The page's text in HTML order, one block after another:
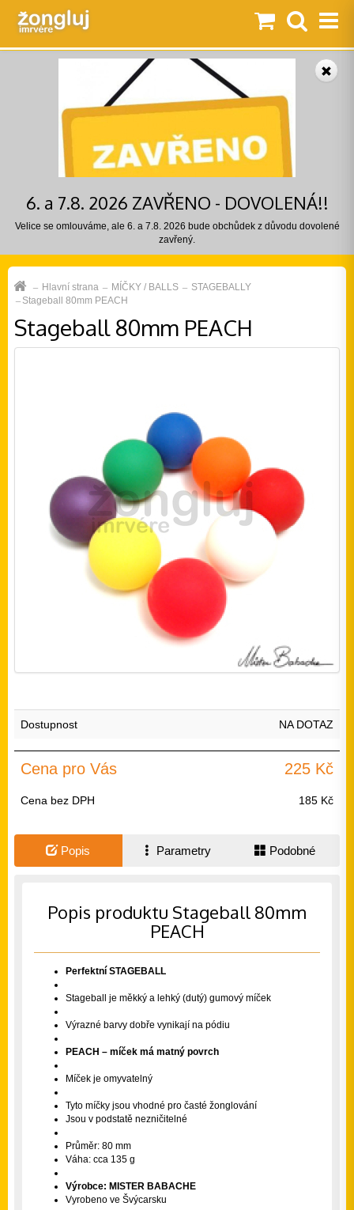
6. a 7.8. 2026 ZAVŘENO - DOVOLENÁ!!
Velice se omlouváme, ale 6. a 7.8. 2026 bude obchůdek z důvodu dovolené
zavřený.
Hlavní strana MÍČKY / BALLS
STAGEBALLY
Stageball 80mm PEACH
Stageball 80mm PEACH
Dostupnost NA DOTAZ
Cena pro Vás 225 Kč
Cena bez DPH 185 Kč
Popis Parametry Podobné
Popis produktu Stageball 80mm
PEACH
Perfektní STAGEBALL
Stageball je měkký a lehký (dutý) gumový míček
Výrazné barvy dobře vynikají na pódiu
PEACH – míček má matný povrch
Míček je omyvatelný
Tyto míčky jsou vhodné pro časté žonglování
Jsou v podstatě nezničitelné
Průměr: 80 mm
Váha: cca 135 g
Výrobce: MISTER BABACHE
Vyrobeno ve Švýcarsku